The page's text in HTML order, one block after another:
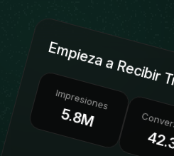
Empieza a
Impresiones
5.8M